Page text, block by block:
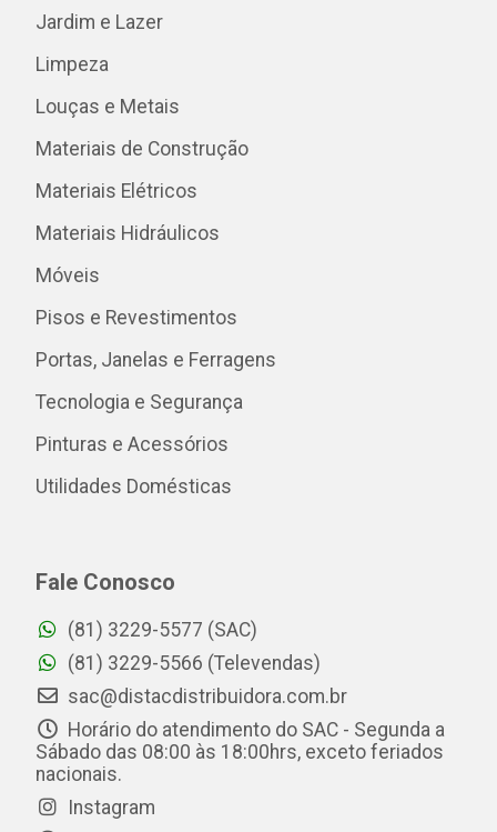
Jardim e Lazer
Limpeza
Louças e Metais
Materiais de Construção
Materiais Elétricos
Materiais Hidráulicos
Móveis
Pisos e Revestimentos
Portas, Janelas e Ferragens
Tecnologia e Segurança
Pinturas e Acessórios
Utilidades Domésticas
Fale Conosco
(81) 3229-5577 (SAC)
(81) 3229-5566 (Televendas)
sac@distacdistribuidora.com.br
Horário do atendimento do SAC - Segunda a
Sábado das 08:00 às 18:00hrs, exceto feriados
nacionais.
Instagram